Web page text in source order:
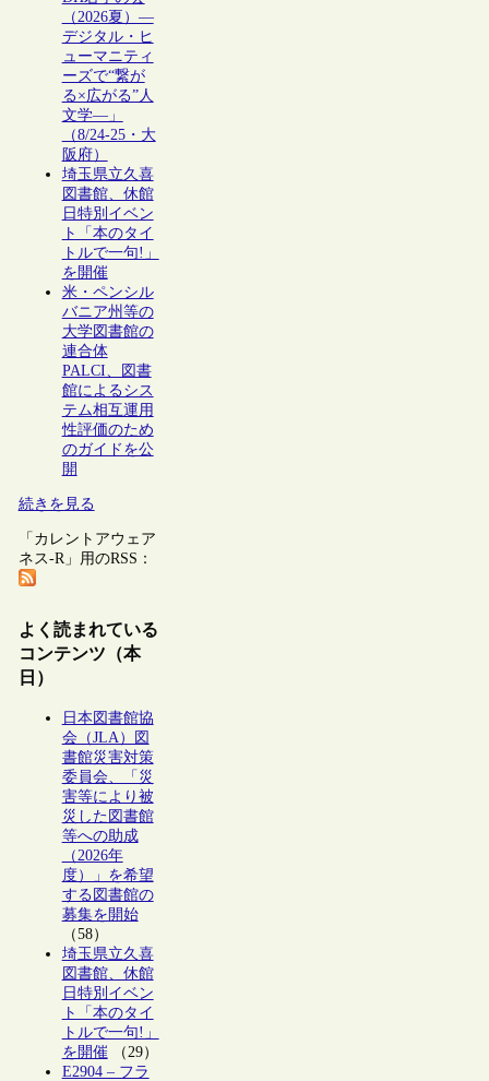
（2026夏）―
デジタル・ヒ
ューマニティ
ーズで“繋が
る×広がる”人
文学―」
（8/24-25・大
阪府）
埼玉県立久喜
図書館、休館
日特別イベン
ト「本のタイ
トルで一句!」
を開催
米・ペンシル
バニア州等の
大学図書館の
連合体
PALCI、図書
館によるシス
テム相互運用
性評価のため
のガイドを公
開
続きを見る
「カレントアウェア
ネス-R」用のRSS：
よく読まれている
コンテンツ（本
日）
日本図書館協
会（JLA）図
書館災害対策
委員会、「災
害等により被
災した図書館
等への助成
（2026年
度）」を希望
する図書館の
募集を開始
（58）
埼玉県立久喜
図書館、休館
日特別イベン
ト「本のタイ
トルで一句!」
を開催（29）
E2904 – フラ